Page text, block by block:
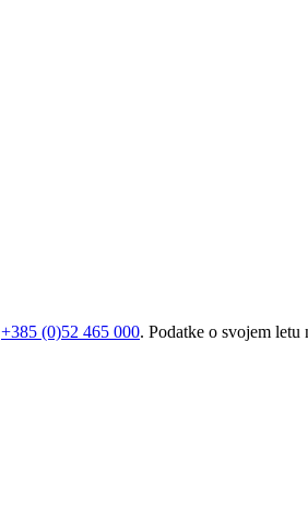
+385 (0)52 465 000. Podatke o svojem letu